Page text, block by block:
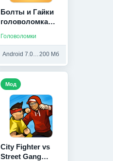
Болты и Гайки
головоломка
Головоломки
Android 7.0 и выше200 Мб
City Fighter vs
Street Gang
Мод